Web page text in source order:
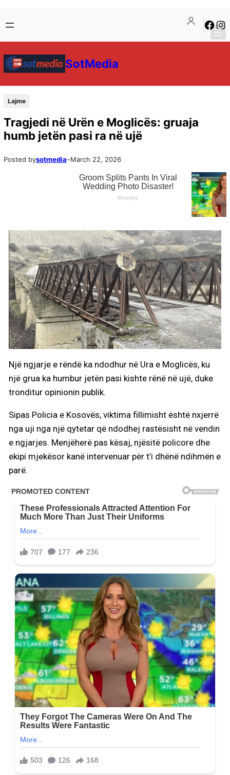
SotMedia
Lajme
Tragjedi në Urën e Moglicës: gruaja
humb jetën pasi ra në ujë
Posted bysotmedia–March 22, 2026
Një ngjarje e rëndë ka ndodhur në Ura e Moglicës, ku
një grua ka humbur jetën pasi kishte rënë në ujë, duke
tronditur opinionin publik.
Sipas Policia e Kosovës, viktima fillimisht është nxjerrë
nga uji nga një qytetar që ndodhej rastësisht në vendin
e ngjarjes. Menjëherë pas kësaj, njësitë policore dhe
ekipi mjekësor kanë intervenuar për t’i dhënë ndihmën e
parë.